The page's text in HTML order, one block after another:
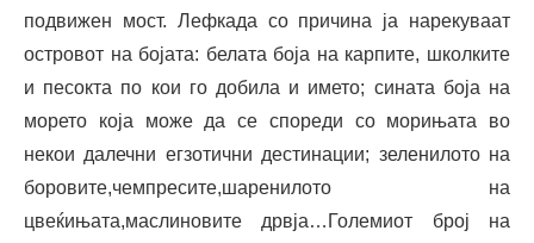
подвижен мост. Лефкада со причина ја нарекуваат
островот на бојата: белата боја на карпите, школките
и песокта по кои го добила и името; сината боја на
морето која може да се спореди со морињата во
некои далечни егзотични дестинации; зеленилото на
боровите,чемпресите,шаренилото на
цвеќињата,маслиновите дрвја…Големиот број на